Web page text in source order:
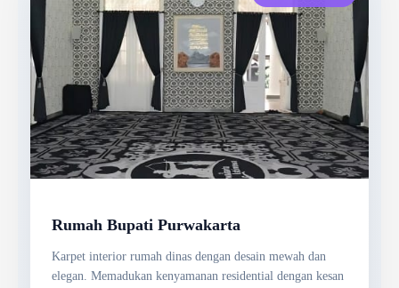
Rumah Bupati Purwakarta
Karpet interior rumah dinas dengan desain mewah dan
elegan. Memadukan kenyamanan residential dengan kesan